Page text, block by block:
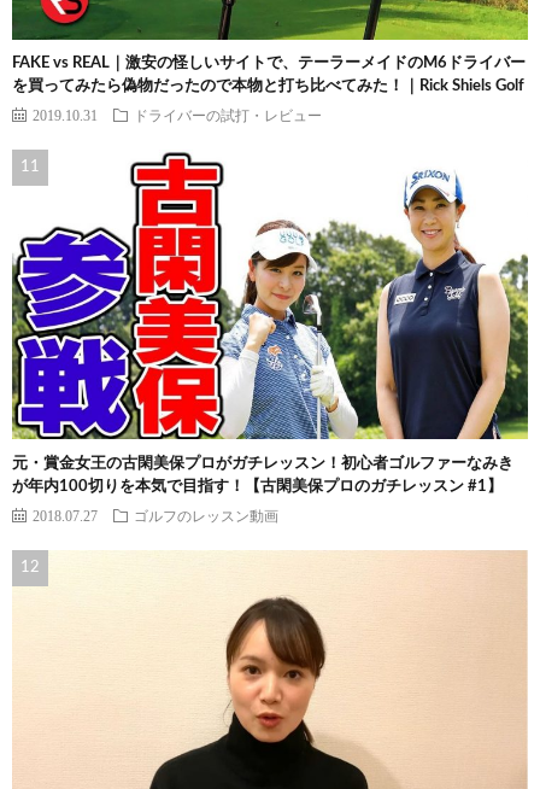
FAKE vs REAL｜激安の怪しいサイトで、テーラーメイドのM6ドライバー
を買ってみたら偽物だったので本物と打ち比べてみた！｜Rick Shiels Golf
2019.10.31 ドライバーの試打・レビュー
元・賞金女王の古閑美保プロがガチレッスン！初心者ゴルファーなみき
が年内100切りを本気で目指す！【古閑美保プロのガチレッスン #1】
2018.07.27 ゴルフのレッスン動画